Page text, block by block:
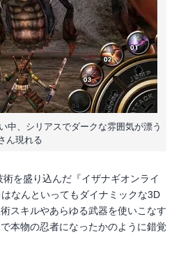
中、シリアスでダークな雰囲気が漂う
ん現れる
を盛り込んだ『イザナギオンライ
なんといってもダイナミックな3D
スキルやあらゆる武器を使いこなす
本物の忍者になったかのように錯覚